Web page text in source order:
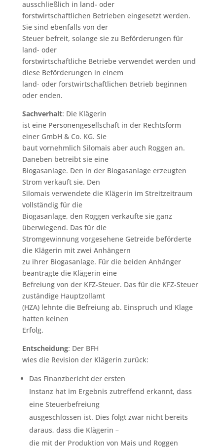
ausschließlich in land- oder
forstwirtschaftlichen Betrieben eingesetzt werden.
Sie sind ebenfalls von der
Steuer befreit, solange sie zu Beförderungen für
land- oder
forstwirtschaftliche Betriebe verwendet werden und
diese Beförderungen in einem
land- oder forstwirtschaftlichen Betrieb beginnen
oder enden.
Sachverhalt: Die Klägerin
ist eine Personengesellschaft in der Rechtsform
einer GmbH & Co. KG. Sie
baut vornehmlich Silomais aber auch Roggen an.
Daneben betreibt sie eine
Biogasanlage. Den in der Biogasanlage erzeugten
Strom verkauft sie. Den
Silomais verwendete die Klägerin im Streitzeitraum
vollständig für die
Biogasanlage, den Roggen verkaufte sie ganz
überwiegend. Das für die
Stromgewinnung vorgesehene Getreide beförderte
die Klägerin mit zwei Anhängern
zu ihrer Biogasanlage. Für die beiden Anhänger
beantragte die Klägerin eine
Befreiung von der KFZ-Steuer. Das für die KFZ-Steuer
zuständige Hauptzollamt
(HZA) lehnte die Befreiung ab. Einspruch und Klage
hatten keinen
Erfolg.
Entscheidung: Der BFH
wies die Revision der Klägerin zurück:
Das Finanzbericht der ersten
Instanz hat im Ergebnis zutreffend erkannt, dass
eine Steuerbefreiung
ausgeschlossen ist. Dies folgt zwar nicht bereits
daraus, dass die Klägerin –
die mit der Produktion von Mais und Roggen